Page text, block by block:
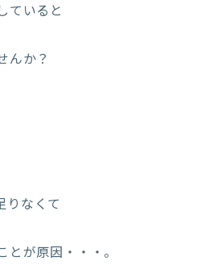
ていると
んか？
りなくて
とが原因・・・。